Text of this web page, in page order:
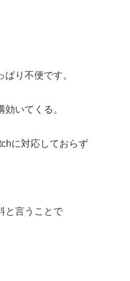
り不便です。
いてくる。
に対応しておらず
と言うことで